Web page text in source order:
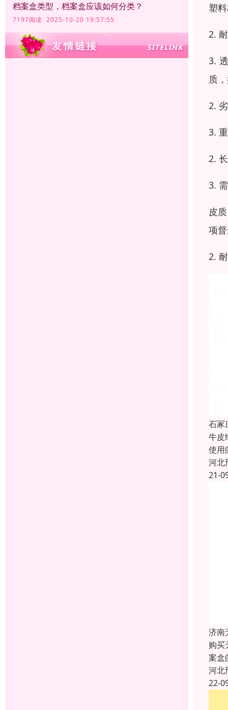
档案盒类型，档案盒应该如何分类？
7197阅读 2025-10-20 19:57:55
塑
2.
3.
质
2.
3.
2.
3.
皮
项
2.
石冢
牛皮
使用
河北
21-
济南
购买
案盒
河北
22-